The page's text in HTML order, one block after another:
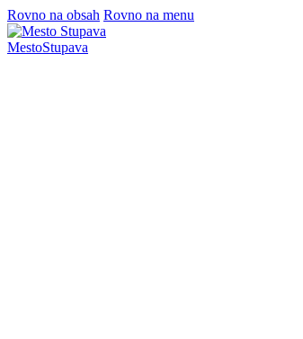
Rovno na obsah Rovno na menu
MestoStupava